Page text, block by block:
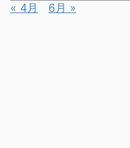
« 4月
6月 »